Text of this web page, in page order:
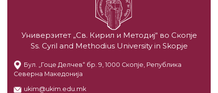
Универзитет „Св. Кирил и Методиј“ во Скопје
Ss. Cyril and Methodius University in Skopje
Бул. „Гоце Делчев“ бр. 9, 1000 Скопје, Република
Северна Македонија
ukim@ukim.edu.mk